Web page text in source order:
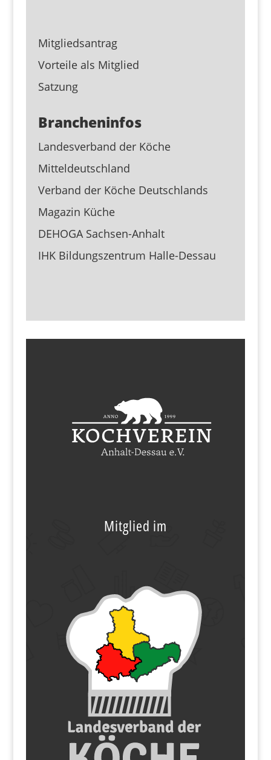
Mitgliedsantrag
Vorteile als Mitglied
Satzung
Brancheninfos
Landesverband der Köche
Mitteldeutschland
Verband der Köche Deutschlands
Magazin Küche
DEHOGA Sachsen-Anhalt
IHK Bildungszentrum Halle-Dessau
Mitglied im